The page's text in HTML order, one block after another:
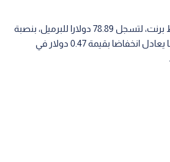
تراجعت أسعار عقود نفط برنت، لتسجل 78.89 دولارا للبرميل، بنصبة
هبوط بلغت 0.59%، أي ما يعادل انخفاضا بقيمة 0.47 دولار في